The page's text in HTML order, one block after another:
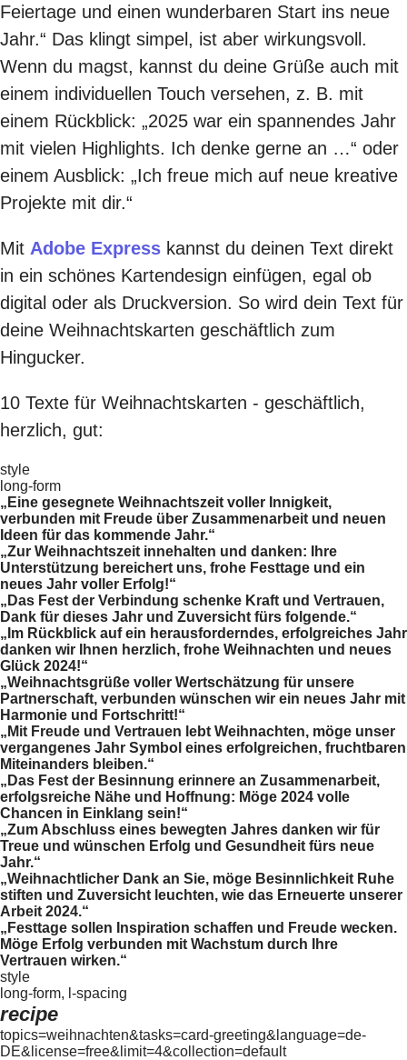
Feiertage und einen wunderbaren Start ins neue
Jahr.“ Das klingt simpel, ist aber wirkungsvoll.
Wenn du magst, kannst du deine Grüße auch mit
einem individuellen Touch versehen, z. B. mit
einem Rückblick: „2025 war ein spannendes Jahr
mit vielen Highlights. Ich denke gerne an …“ oder
einem Ausblick: „Ich freue mich auf neue kreative
Projekte mit dir.“
Mit Adobe Express kannst du deinen Text direkt
in ein schönes Kartendesign einfügen, egal ob
digital oder als Druckversion. So wird dein Text für
deine Weihnachtskarten geschäftlich zum
Hingucker.
10 Texte für Weihnachtskarten - geschäftlich,
herzlich, gut:
style
long-form
„Eine gesegnete Weihnachtszeit voller Innigkeit,
verbunden mit Freude über Zusammenarbeit und neuen
Ideen für das kommende Jahr.“
„Zur Weihnachtszeit innehalten und danken: Ihre
Unterstützung bereichert uns, frohe Festtage und ein
neues Jahr voller Erfolg!“
„Das Fest der Verbindung schenke Kraft und Vertrauen,
Dank für dieses Jahr und Zuversicht fürs folgende.“
„Im Rückblick auf ein herausforderndes, erfolgreiches Jahr
danken wir Ihnen herzlich, frohe Weihnachten und neues
Glück 2024!“
„Weihnachtsgrüße voller Wertschätzung für unsere
Partnerschaft, verbunden wünschen wir ein neues Jahr mit
Harmonie und Fortschritt!“
„Mit Freude und Vertrauen lebt Weihnachten, möge unser
vergangenes Jahr Symbol eines erfolgreichen, fruchtbaren
Miteinanders bleiben.“
„Das Fest der Besinnung erinnere an Zusammenarbeit,
erfolgsreiche Nähe und Hoffnung: Möge 2024 volle
Chancen in Einklang sein!“
„Zum Abschluss eines bewegten Jahres danken wir für
Treue und wünschen Erfolg und Gesundheit fürs neue
Jahr.“
„Weihnachtlicher Dank an Sie, möge Besinnlichkeit Ruhe
stiften und Zuversicht leuchten, wie das Erneuerte unserer
Arbeit 2024.“
„Festtage sollen Inspiration schaffen und Freude wecken.
Möge Erfolg verbunden mit Wachstum durch Ihre
Vertrauen wirken.“
style
long-form, l-spacing
recipe
topics=weihnachten&tasks=card-greeting&language=de-
DE&license=free&limit=4&collection=default